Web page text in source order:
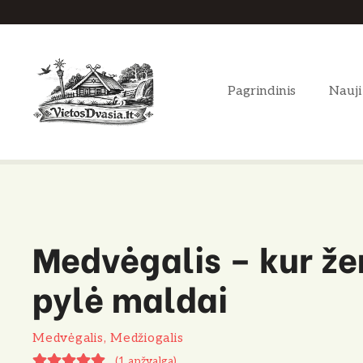
Pagrindinis
Medvėgalis – kur
pylė maldai
Medvėgalis, Medžiogalis